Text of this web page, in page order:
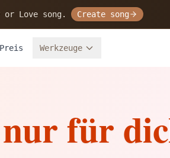
Love song. Create song
Preis Werkzeuge
für